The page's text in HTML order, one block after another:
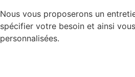
Nous vous proposerons un
spécifier votre besoin et ainsi
personnalisées.